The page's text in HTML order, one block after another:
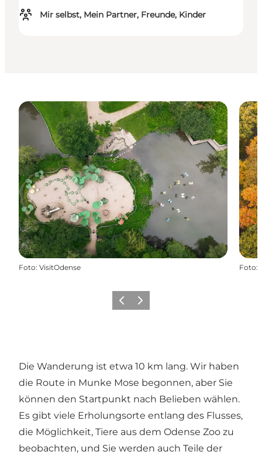
Mir selbst, Mein Partner, Freunde, Kinder
Foto: VisitOdense Foto:
ZurückWeiter
Die Wanderung ist etwa 10 km lang. Wir haben
die Route in Munke Mose begonnen, aber Sie
können den Startpunkt nach Belieben wählen.
Es gibt viele Erholungsorte entlang des Flusses,
die Möglichkeit, Tiere aus dem Odense Zoo zu
beobachten, und Sie werden auch Teile der